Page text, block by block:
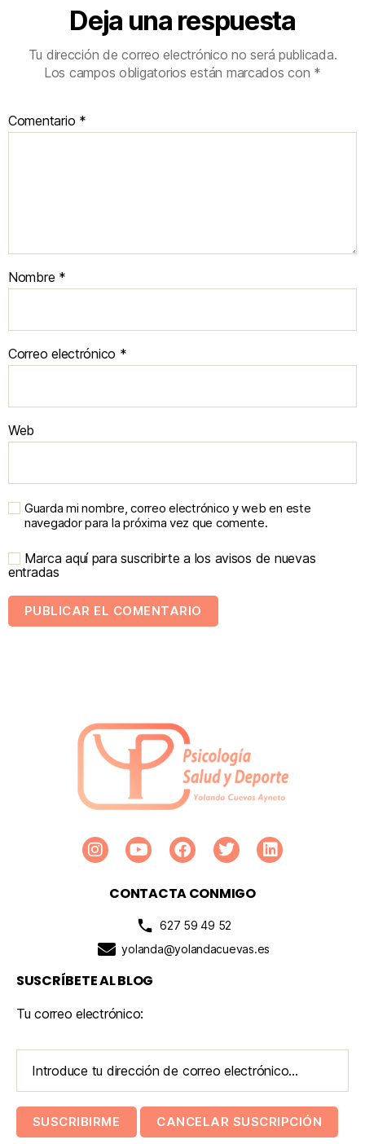
Deja una respuesta
Tu dirección de correo electrónico no será publicada.
Los campos obligatorios están marcados con *
Comentario *
Nombre *
Correo electrónico *
Web
Guarda mi nombre, correo electrónico y web en este
navegador para la próxima vez que comente.
Marca aquí para suscribirte a los avisos de nuevas
entradas
CONTACTA CONMIGO
627 59 49 52
yolanda@yolandacuevas.es
SUSCRÍBETE AL BLOG
Tu correo electrónico: